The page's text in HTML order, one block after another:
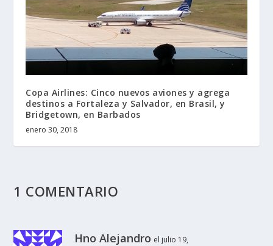
Copa Airlines: Cinco nuevos aviones y agrega
destinos a Fortaleza y Salvador, en Brasil, y
Bridgetown, en Barbados
enero 30, 2018
1 COMENTARIO
Hno Alejandro el julio 19,